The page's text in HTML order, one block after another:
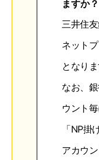
ますか？
三井住
ネット
となりま
なお、
ウント
「NP掛
アカウ